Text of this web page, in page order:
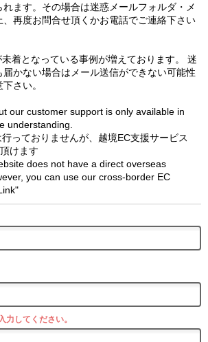
れます。その場合は迷惑メールフォルダ・メ
再度お問合せ頂くかお電話でご連絡下さい
着となっている事例が増えております。 迷
かない場合はメール送信ができない可能性
さい。
our customer support is only available in
understanding.
っておりませんが、越境EC支援サービス
けます
does not have a direct overseas
you can use our cross-border EC
してください。